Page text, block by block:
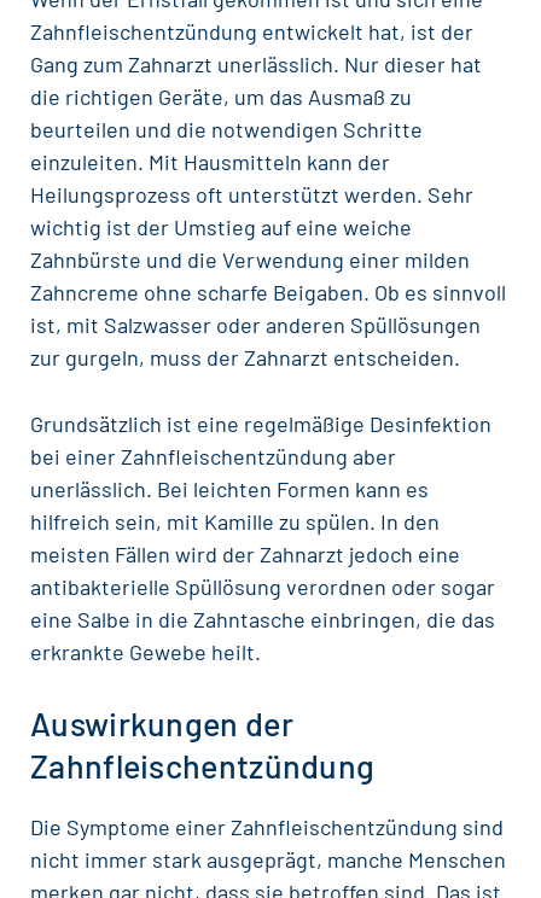
Zahnfleischentzündung entwickelt hat, ist der
Gang zum Zahnarzt unerlässlich. Nur dieser hat
die richtigen Geräte, um das Ausmaß zu
beurteilen und die notwendigen Schritte
einzuleiten. Mit Hausmitteln kann der
Heilungsprozess oft unterstützt werden. Sehr
wichtig ist der Umstieg auf eine weiche
Zahnbürste und die Verwendung einer milden
Zahncreme ohne scharfe Beigaben. Ob es sinnvoll
ist, mit Salzwasser oder anderen Spüllösungen
zur gurgeln, muss der Zahnarzt entscheiden.
Grundsätzlich ist eine regelmäßige Desinfektion
bei einer Zahnfleischentzündung aber
unerlässlich. Bei leichten Formen kann es
hilfreich sein, mit Kamille zu spülen. In den
meisten Fällen wird der Zahnarzt jedoch eine
antibakterielle Spüllösung verordnen oder sogar
eine Salbe in die Zahntasche einbringen, die das
erkrankte Gewebe heilt.
Auswirkungen der
Zahnfleischentzündung
Die Symptome einer Zahnfleischentzündung sind
nicht immer stark ausgeprägt, manche Menschen
merken gar nicht, dass sie betroffen sind. Das ist